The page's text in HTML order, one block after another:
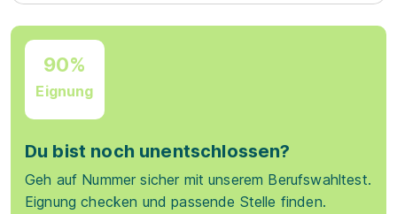
90%
Eignung
Du bist noch unentschlossen?
Geh auf Nummer sicher mit unserem Berufswahltest.
Eignung checken und passende Stelle finden.